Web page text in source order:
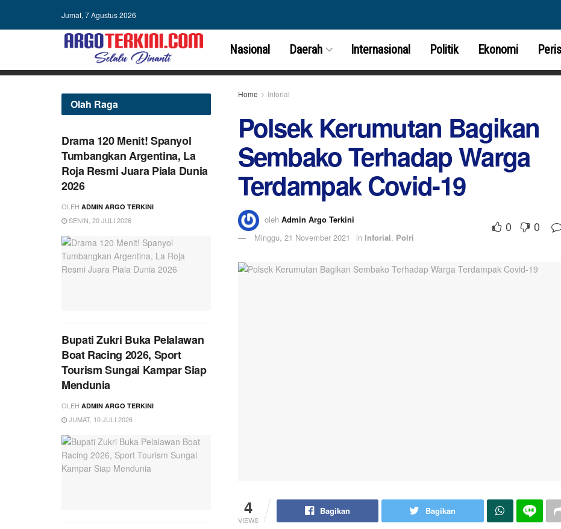
Jumat, 7 Agustus 2026
Nasional Daerah Internasional Politik Ekonomi
Home Inforial
Polsek Kerumutan Bagikan
Sembako Terhadap Warga
Terdampak Covid-19
oleh Admin Argo Terkini
Minggu, 21 November 2021
in Inforial, Polri
0 0
4
VIEWS
Bagikan Bagikan
Olah Raga
Drama 120 Menit! Spanyol
Tumbangkan Argentina, La
Roja Resmi Juara Piala Dunia
2026
OLEH ADMIN ARGO TERKINI
SENIN, 20 JULI 2026
Bupati Zukri Buka Pelalawan
Boat Racing 2026, Sport
Tourism Sungai Kampar Siap
Mendunia
OLEH ADMIN ARGO TERKINI
JUMAT, 10 JULI 2026